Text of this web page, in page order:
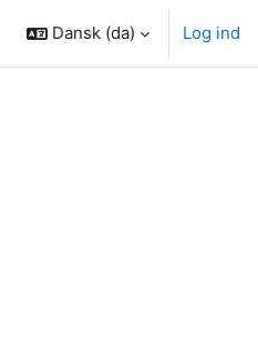
Dansk ‎(da)‎ Log ind